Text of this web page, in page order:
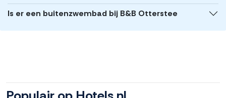
Is er een buitenzwembad bij B&B Otterstee